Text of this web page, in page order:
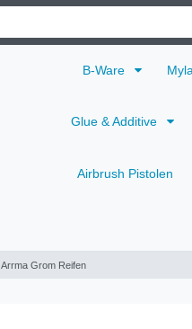
B-Ware
Glue & Additive
Airbrush Pistolen
Arrma Grom Reifen